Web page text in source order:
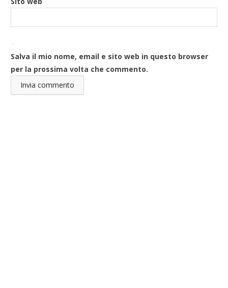
Salva il mio nome, email e sito web in questo browser
per la prossima volta che commento.